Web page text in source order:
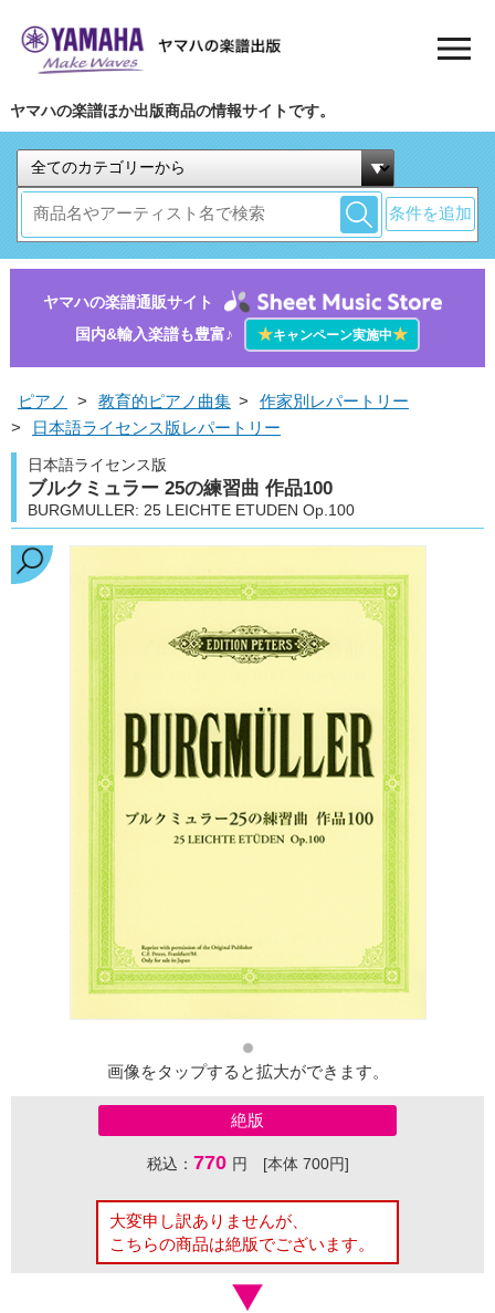
ヤマハの楽譜ほか出版商品の情報サイトです。
条件を追加
ヤマハの楽譜通販サイト
国内&輸入楽譜も豊富♪
★キャンペーン実施中★
ピアノ > 教育的ピアノ曲集 >
作家別レパートリー
>
日本語ライセンス版レパートリー
日本語ライセンス版
ブルクミュラー 25の練習曲 作品100
BURGMULLER: 25 LEICHTE ETUDEN Op.100
画像をタップすると拡大ができます。
絶版
税込： 770 円 [本体 700円]
大変申し訳ありませんが、
こちらの商品は絶版でございます。